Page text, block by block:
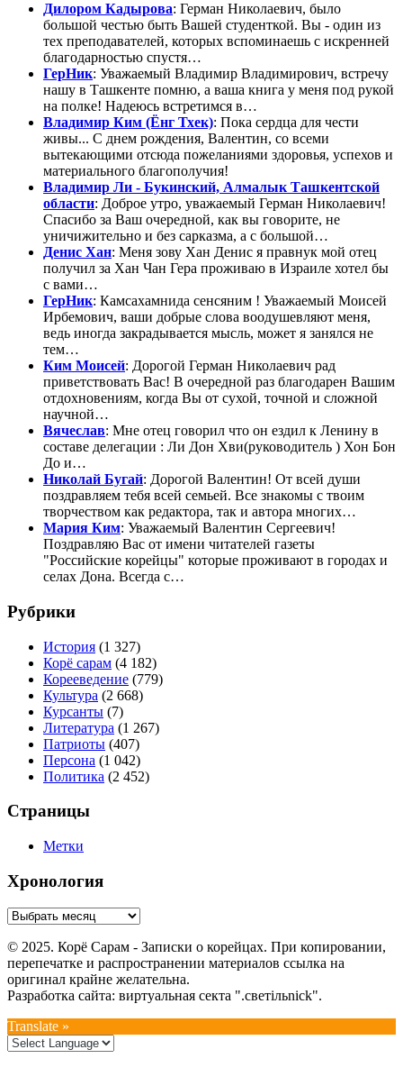
Дилором Кадырова: Герман Николаевич, было
большой честью быть Вашей студенткой. Вы - один из
тех преподавателей, которых вспоминаешь с искренней
благодарностью спустя…
ГерНик: Уважаемый Владимир Владимирович, встречу
нашу в Ташкенте помню, а ваша книга у меня под рукой
на полке! Надеюсь встретимся в…
Владимир Ким (Ёнг Тхек): Пока сердца для чести
живы... С днем рождения, Валентин, со всеми
вытекающими отсюда пожеланиями здоровья, успехов и
материального благополучия!
Владимир Ли - Букинский, Алмалык Ташкентской
области: Доброе утро, уважаемый Герман Николаевич!
Спасибо за Ваш очередной, как вы говорите, не
уничижительно и без сарказма, а с большой…
Денис Хан: Меня зову Хан Денис я правнук мой отец
получил за Хан Чан Гера проживаю в Израиле хотел бы
с вами…
ГерНик: Камсахамнида сенсяним ! Уважаемый Моисей
Ирбемович, ваши добрые слова воодушевляют меня,
ведь иногда закрадывается мысль, может я занялся не
тем…
Ким Моисей: Дорогой Герман Николаевич рад
приветствовать Вас! В очередной раз благодарен Вашим
отдохновениям, когда Вы от сухой, точной и сложной
научной…
Вячеслав: Мне отец говорил что он ездил к Ленину в
составе делегации : Ли Дон Хви(руководитель ) Хон Бон
До и…
Николай Бугай: Дорогой Валентин! От всей души
поздравляем тебя всей семьей. Все знакомы с твоим
творчеством как редактора, так и автора многих…
Мария Ким: Уважаемый Валентин Сергеевич!
Поздравляю Вас от имени читателей газеты
"Российские корейцы" которые проживают в городах и
селах Дона. Всегда с…
Рубрики
История (1 327)
Корё сарам (4 182)
Корееведение (779)
Культура (2 668)
Курсанты (7)
Литература (1 267)
Патриоты (407)
Персона (1 042)
Политика (2 452)
Страницы
Метки
Хронология
© 2025. Корё Сарам - Записки о корейцах. При копировании,
перепечатке и распространении материалов ссылка на
оригинал крайне желательна.
Разработка сайта: виртуальная секта ".светiльnick".
Translate »